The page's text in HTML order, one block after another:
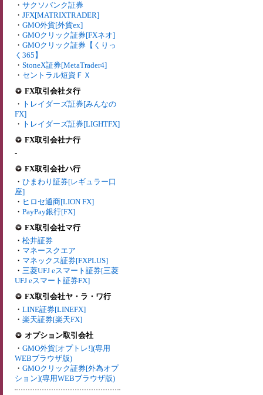
・ サクソバンク証券
・ JFX[MATRIXTRADER]
・ GMO外貨[外貨ex]
・ GMOクリック証券[FXネオ]
・ GMOクリック証券【くりっ
く365】
・ StoneX証券[MetaTrader4]
・ セントラル短資ＦＸ
FX取引会社タ行
・ トレイダーズ証券[みんなの
FX]
・ トレイダーズ証券[LIGHTFX]
FX取引会社ナ行
-
FX取引会社ハ行
・ ひまわり証券[レギュラー口
座]
・ ヒロセ通商[LION FX]
・ PayPay銀行[FX]
FX取引会社マ行
・ 松井証券
・ マネースクエア
・ マネックス証券[FXPLUS]
・ 三菱UFJ eスマート証券[三菱
UFJ eスマート証券FX]
FX取引会社ヤ・ラ・ワ行
・ LINE証券[LINEFX]
・ 楽天証券[楽天FX]
オプション取引会社
・ GMO外貨[オプトレ!](専用
WEBブラウザ版)
・ GMOクリック証券[外為オプ
ション](専用WEBブラウザ版)